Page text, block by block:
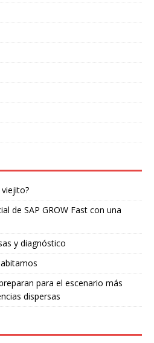
de SAP GROW Fast con una
y diagnóstico
para el escenario más
dispersas